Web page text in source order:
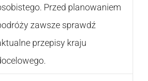
Przed planowaniem
zawsze sprawdź
przepisy kraju